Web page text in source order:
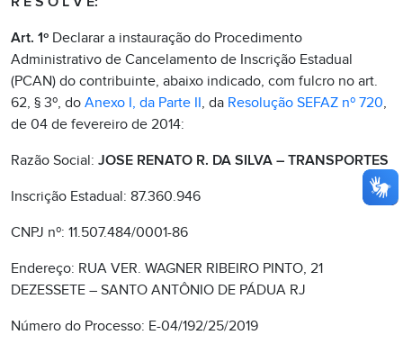
Art. 1º Declarar a instauração do Procedimento
Administrativo de Cancelamento de Inscrição Estadual
(PCAN) do contribuinte, abaixo indicado, com fulcro no art.
62, § 3º, do Anexo I, da Parte II, da Resolução SEFAZ nº 720,
de 04 de fevereiro de 2014:
Razão Social: JOSE RENATO R. DA SILVA – TRANSPORTES
Inscrição Estadual: 87.360.946
CNPJ nº: 11.507.484/0001-86
Endereço: RUA VER. WAGNER RIBEIRO PINTO, 21
DEZESSETE – SANTO ANTÔNIO DE PÁDUA RJ
Número do Processo: E-04/192/25/2019